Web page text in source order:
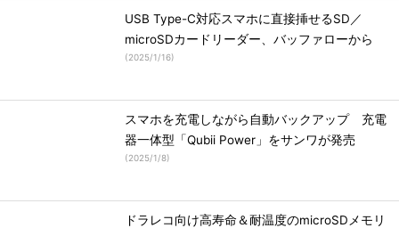
USB Type-C対応スマホに直接挿せるSD／
microSDカードリーダー、バッファローから
(2025/1/16)
スマホを充電しながら自動バックアップ 充電
器一体型「Qubii Power」をサンワが発売
(2025/1/8)
ドラレコ向け高寿命＆耐温度のmicroSDメモリ